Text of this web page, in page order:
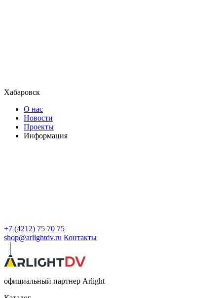
Хабаровск
О нас
Новости
Проекты
Информация
+7 (4212) 75 70 75
shop@arlightdv.ru Контакты
официальный партнер Arlight